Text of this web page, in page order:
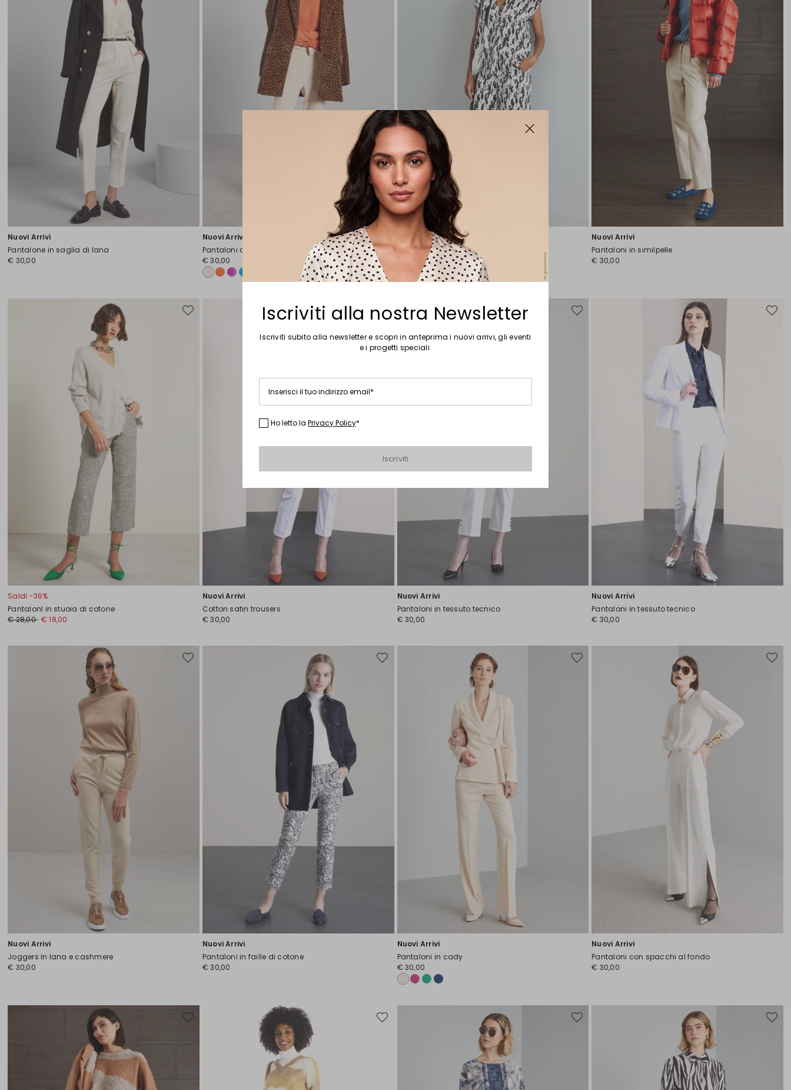
Nuovi Arrivi
Pantalone in saglia di lana
€ 30,00
Nuovi Arrivi
Pantaloni carrot con fusciacca
€ 30,00
Nuovi Arrivi
Pantaloni palazzo con stampa
€ 30,00
Nuovi Arrivi
Pantaloni in similpelle
€ 30,00
Saldi -36%
PantalonI in stuoia di cotone
Prezzo
originale
€ 28,00 Nuovo
prezzo
€ 18,00
Sposta
Nuovi Arrivi
Cotton satin trousers
€ 30,00
Sposta
nella
Nuovi Arrivi
Pantaloni in tessuto tecnico
€ 30,00
Sposta
Nuovi Arrivi
Pantaloni in tessuto tecnico
€ 30,00
Sposta
Nuovi Arrivi
Joggers in lana e cashmere
€ 30,00
Sposta
Nuovi Arrivi
Pantaloni in faille di cotone
€ 30,00
Sposta
Nuovi Arrivi
Pantaloni in cady
€ 30,00
Sposta
Nuovi Arrivi
Pantaloni con spacchi al fondo
€ 30,00
Sposta
Sposta
Sposta
Sposta
Sposta
Iscriviti alla nostra Newsletter
Iscriviti subito alla newsletter e scopri in anteprima i nuovi arrivi, gli eventi
e i progetti speciali.
Inserisci il tuo indirizzo email*
Ho letto la Privacy Policy*
Iscriviti